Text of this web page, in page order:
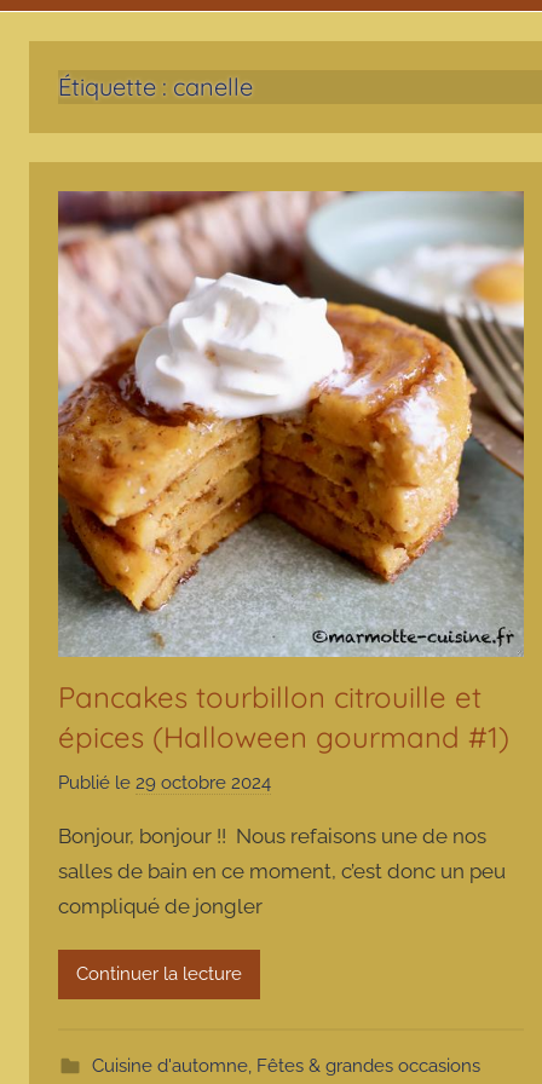
Étiquette : canelle
Pancakes tourbillon citrouille et
épices (Halloween gourmand #1)
Publié le 29 octobre 2024
r
m
t
Bonjour, bonjour !! Nous refaisons une de nos
salles de bain en ce moment, c’est donc un peu
compliqué de jongler
Continuer la lecture
Cuisine d'automne, Fêtes & grandes occasions